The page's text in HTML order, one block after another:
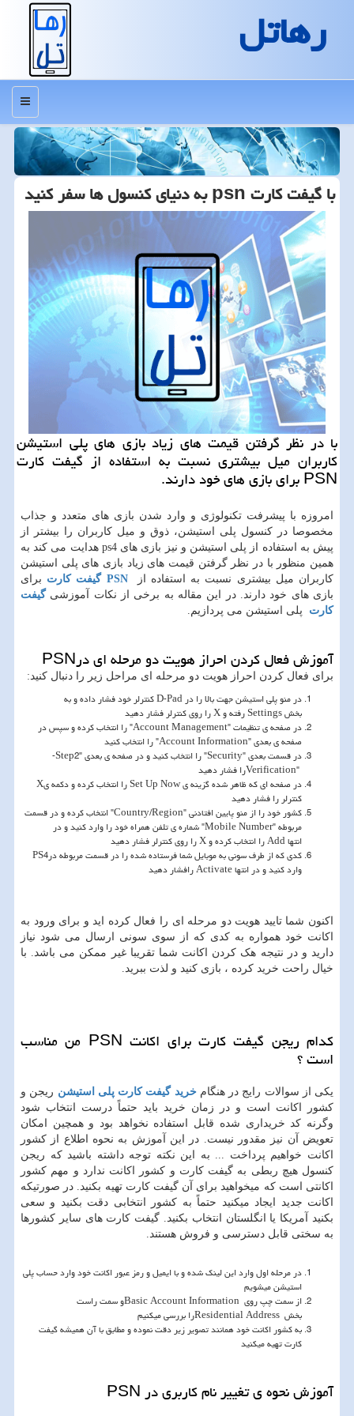
رهاتل
منو
با گیفت كارت psn به دنیای كنسول ها سفر كنید
با در نظر گرفتن قیمت های زیاد بازی های پلی استیشن
كاربران میل بیشتری نسبت به استفاده از گیفت كارت
PSN برای بازی های خود دارند.
امروزه با پیشرفت تکنولوژی و وارد شدن بازی های متعدد و جذاب
مخصوصا در کنسول پلی استیشن، ذوق و میل کاربران را بیشتر از
پیش به استفاده از پلی استیشن و نیز بازی هایps4 هدایت می کند به
همین منظور با در نظر گرفتن قیمت های زیاد بازی های پلی استیشن
کاربران میل بیشتری نسبت به استفاده از
گیفت کارتPSN
برای
بازی های خود دارند. در این مقاله به برخی از نکات آموزشیگیفت
کارت
پلی استیشن می پردازیم.
آموزش فعال کردن احراز هویت دو مرحله ای درPSN
برای فعال کردن احراز هویت دو مرحله ای مراحل زیر را دنبال کنید:
در منو پلی استیشن جهت بالا را در D-Padکنترلر خود فشار داده و به
بخشSettingsرفته وXرا روی کنترلر فشار دهید
در صفحه ی تنظیمات"Account Management"را انتخاب کرده و سپس در
صفحه ی بعدی"Account Information"را انتخاب کنید
در قسمت بعدی"Security"را انتخاب کنید و در صفحه ی بعدی "2 -Step
Verification"را فشار دهید
در صفحه ای که ظاهر شده گزینه یSet Up Nowرا انتخاب کرده و دکمه یX
کنترلر را فشار دهید
کشور خود را از منو پایین افتادنی"Country/Region"انتخاب کرده و در قسمت
مربوطه"Mobile Number"شماره ی تلفن همراه خود را وارد کنید و در
انتهاAddرا انتخاب کرده وXرا روی کنترلر فشار دهید
کدی که از طرف سونی به موبایل شما فرستاده شده را در قسمت مربوطه درPS4
وارد کنید و در انتهاActivateرافشار دهید
اکنون شما تایید هویت دو مرحله ای را فعال کرده اید و برای ورود به
اکانت خود همواره به کدی که از سوی سونی ارسال می شود نیاز
دارید و در نتیجه هک کردن اکانت شما تقریبا غیر ممکن می باشد. با
خیال راحت خرید کرده ، بازی کنید و لذت ببرید.
کدام ریجن گیفت کارت برای اکانت PSN من مناسب
است ؟
یکی از سوالات رایج در هنگامخرید گیفت کارت پلی استیشن ریجن و
کشور اکانت است و در زمان خرید باید حتماً درست انتخاب شود
وگرنه کد خریداری شده قابل استفاده نخواهد بود و همچین امکان
تعویض آن نیز مقدور نیست. در این آموزش به نحوه اطلاع از کشور
اکانت خواهیم پرداخت ... به این نکته توجه داشته باشید که ریجن
کنسول هیچ ربطی به گیفت کارت و کشور اکانت ندارد و مهم کشور
اکانتی است که میخواهید برای آن گیفت کارت تهیه بکنید. در صورتیکه
اکانت جدید ایجاد میکنید حتماً به کشور انتخابی دقت بکنید و سعی
بکنید آمریکا یا انگلستان انتخاب بکنید. گیفت کارت های سایر کشورها
به سختی قابل دسترسی و فروش هستند.
در مرحله اول وارد این لینک شده و با ایمیل و رمز عبور اکانت خود وارد حساب پلی
استیشن میشویم
از سمت چپ روی Basic Account Informationو سمت راست
بخش Residential Addressرا بررسی میکنیم
به کشور اکانت خود همانند تصویر زیر دقت نموده و مطابق با آن همیشه گیفت
کارت تهیه میکنید
آموزش نحوه ی تغییر نام کاربری درPSN